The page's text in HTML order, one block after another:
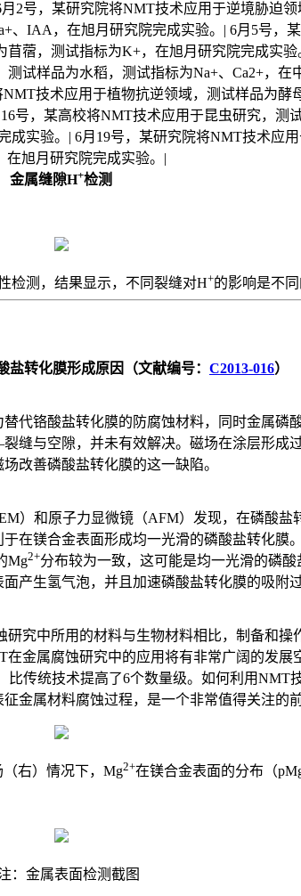
2号，某研究院将NMT技术应用于逆境胁迫
、IAA，在旭月研究院完成实验。| 6月5号，
蓿，测试指标为K+，在旭月研究院完成实验
试样品为水稻，测试指标为Na+、Ca2+，在
技术应用于植物抗逆领域，测试样品为酵
号，某高校将NMT技术应用于昆虫研究，测
成实验。| 6月19号，某研究院将NMT技术应
在旭月研究院完成实验。|
金属缝隙H+检测
检测，结果显示，不同裂缝对H+的影响是不同
转化膜形成原因（文献编号： C2013-016）
代铬酸盐转化膜的防腐蚀材料，同时金属磷
缝与空隙，并未有效解决。磁场在涂层形成
改善磷酸盐转化膜的这一缺陷。
）和原子力显微镜（AFM）发现，在磷酸盐
在镁合金表面形成均一光滑的磷酸盐转化膜
Mg2+分布较为一致，这可能是均一光滑的磷
产生氢气泡，并且加速磷酸盐转化膜的吸附过
究中所用的材料与生物材料相比，制备和操
金属腐蚀研究中的应用将有非常广阔的发展
传统技术提高了6个数量级。如何利用NMT
金属材料腐蚀过程，是一个非常值得关注的前
右）情况下，Mg2+在镁合金表面的分布（pMg
：金属表面检测截图